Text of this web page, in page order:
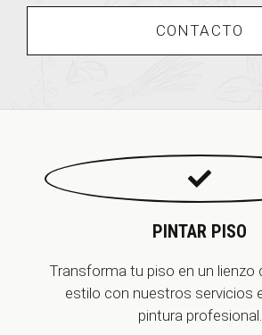
CONTACTO
PINTAR PISO
Transforma tu piso en un lienzo
estilo con nuestros servicios
pintura profesional.